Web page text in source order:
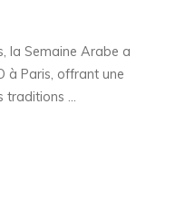
la Semaine Arabe a
à Paris, offrant une
traditions …